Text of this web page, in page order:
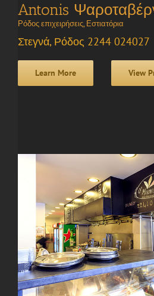
Antonis
Ρόδος επιχειρήσεις, Εστιατόρια
Στεγνά, Ρόδος 2244 024027
Learn More View